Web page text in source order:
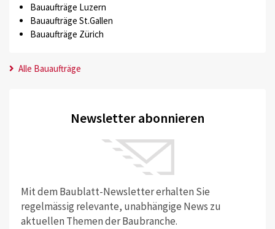
Bauaufträge Luzern
Bauaufträge St.Gallen
Bauaufträge Zürich
Alle Bauaufträge
Newsletter abonnieren
Mit dem Baublatt-Newsletter erhalten Sie
regelmässig relevante, unabhängige News zu
aktuellen Themen der Baubranche.